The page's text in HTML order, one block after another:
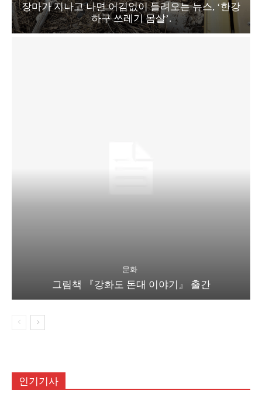
장마가 지나고 나면 어김없이 들려오는 뉴스, ‘한강
하구 쓰레기 몸살’.
문화
그림책 『강화도 돈대 이야기』 출간
인기기사